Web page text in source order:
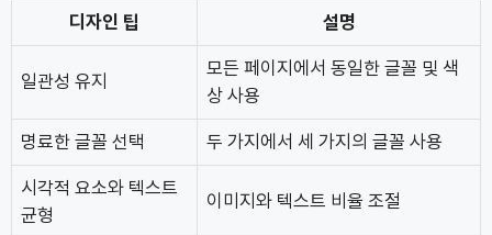
디자인 팁 설명
일관성 유지
모든 페이지에서 동일한 글꼴 및 색
상 사용
명료한 글꼴 선택 두 가지에서 세 가지의 글꼴 사용
시각적 요소와 텍스트
균형
이미지와 텍스트 비율 조절